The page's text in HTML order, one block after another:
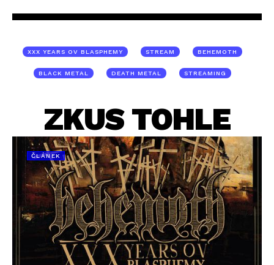
XXX YEARS OV BLASPHEMY STREAM BEHEMOTH
BLACK METAL DEATH METAL STREAMING
ZKUS TOHLE
ČLÁNEK